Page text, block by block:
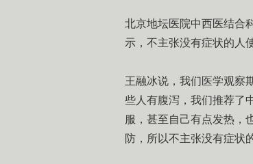
北京地坛医院中西医结合
示，不主张没有症状的人
王融冰说，我们医学观察
些人有腹泻，我们推荐了
服，甚至自己有点发热，
防，所以不主张没有症状